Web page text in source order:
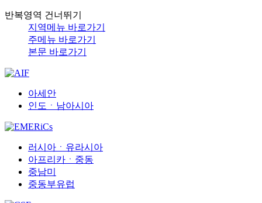
반복영역 건너뛰기
지역메뉴 바로가기
주메뉴 바로가기
본문 바로가기
아세안
인도ㆍ남아시아
러시아ㆍ유라시아
아프리카ㆍ중동
중남미
중동부유럽